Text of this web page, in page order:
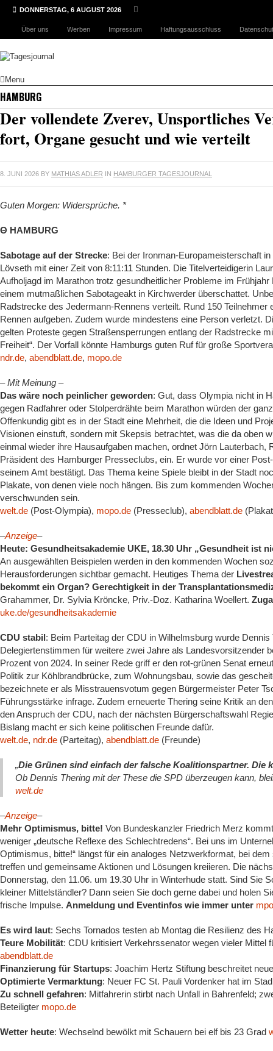
DONNERSTAG, 6 AUGUST 2026
Über uns Werben Impressum Haftungsausschluss
Menu
HAMBURG
Der vollendete Zverev, Unsportliches
fort, Organe gesucht und wie verteilt
8. JUNI 2026 BY MATHIAS ADLER IN HAMBURGER TAGESJOURNAL
Guten Morgen: Widersprüche. *
Θ HAMBURG
Sabotage auf der Strecke: Bei der Ironman-Europameisterschaft
Lövseth mit einer Zeit von 8:11:11 Stunden. Die Titelverteidigerin
Aufholjagd im Marathon trotz gesundheitlicher Probleme im
einem mutmaßlichen Sabotageakt in Kirchwerder überschattet.
Radstrecke des Jedermann-Rennens verteilt. Rund 150 Teilnehmer
Rennen aufgeben. Zudem wurde mindestens eine Person verletzt.
gelten Proteste gegen Straßensperrungen entlang der Radstrecke
Freiheit“. Der Vorfall könnte Hamburgs guten Ruf für große
ndr.de, abendblatt.de, mopo.de
– Mit Meinung –
Das wäre noch peinlicher geworden: Gut, dass Olympia nicht in
gegen Radfahrer oder Stolperdrähte beim Marathon würden der
Offenkundig gibt es in der Stadt eine Mehrheit, die die Ideen und
Visionen einstuft, sondern mit Skepsis betrachtet, was die da oben
einmal wieder ihre Hausaufgaben machen, ordnet Jörn Lauterbach,
Präsident des Hamburger Presseclubs, ein. Er wurde vor einer
seinem Amt bestätigt. Das Thema keine Spiele bleibt in der Stadt
Plakate, von denen viele noch hängen. Bis zum kommenden
verschwunden sein.
welt.de (Post-Olympia), mopo.de (Presseclub), abendblatt.de
–Anzeige–
Heute: Gesundheitsakademie UKE, 18.30 Uhr „Gesundheit ist
An ausgewählten Beispielen werden in den kommenden Wochen
Herausforderungen sichtbar gemacht. Heutiges Thema der
bekommt ein Organ? Gerechtigkeit in der
Grahammer, Dr. Sylvia Kröncke, Priv.-Doz. Katharina Woellert.
uke.de/gesundheitsakademie
CDU stabil: Beim Parteitag der CDU in Wilhelmsburg wurde
Delegiertenstimmen für weitere zwei Jahre als Landesvorsitzender
Prozent von 2024. In seiner Rede griff er den rot-grünen Senat
Politik zur Köhlbrandbrücke, zum Wohnungsbau, sowie das
bezeichnete er als Misstrauensvotum gegen Bürgermeister Peter
Führungsstärke infrage. Zudem erneuerte Thering seine Kritik an
den Anspruch der CDU, nach der nächsten Bürgerschaftswahl
Bislang macht er sich keine politischen Freunde dafür.
welt.de, ndr.de (Parteitag), abendblatt.de (Freunde)
„Die Grünen sind einfach der falsche Koalitionspartner. Die
Ob Dennis Thering mit der These die SPD überzeugen kann,
welt.de
–Anzeige–
Mehr Optimismus, bitte! Von Bundeskanzler Friedrich Merz
weniger „deutsche Reflexe des Schlechtredens“. Bei uns im
Optimismus, bitte!“ längst für ein analoges Netzwerkformat, bei
treffen und gemeinsame Aktionen und Lösungen kreiieren. Die
Donnerstag, den 11.06. um 19.30 Uhr in Winterhude statt. Sind Sie
kleiner Mittelständler? Dann seien Sie doch gerne dabei und holen
frische Impulse. Anmeldung und Eventinfos wie immer unter
Es wird laut: Sechs Tornados testen ab Montag die Resilienz des
Teure Mobilität: CDU kritisiert Verkehrssenator wegen vieler Mittel
abendblatt.de
Finanzierung für Startups: Joachim Hertz Stiftung beschreitet
Optimierte Vermarktung: Neuer FC St. Pauli Vordenker hat im
Zu schnell gefahren: Mitfahrerin stirbt nach Unfall in Bahrenfeld;
Beteiligter mopo.de
Wetter heute: Wechselnd bewölkt mit Schauern bei elf bis 23 Grad